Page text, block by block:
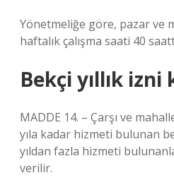
Yönetmeliğe göre, pazar ve
haftalık çalışma saati 40
Bekçi yıllık izni
MADDE 14. – Çarşı ve
yıla kadar hizmeti bulunan
yıldan fazla hizmeti
verilir.